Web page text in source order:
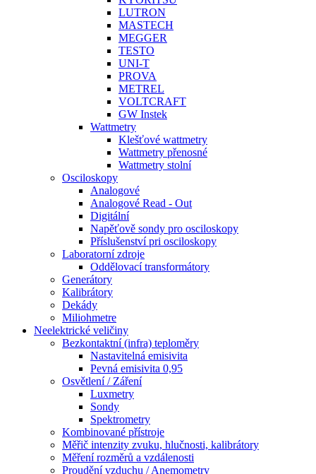
LUTRON
MASTECH
MEGGER
TESTO
UNI-T
PROVA
METREL
VOLTCRAFT
GW Instek
Wattmetry
Klešťové wattmetry
Wattmetry přenosné
Wattmetry stolní
Osciloskopy
Analogové
Analogové Read - Out
Digitální
Napěťově sondy pro osciloskopy
Příslušenství pri osciloskopy
Laboratorní zdroje
Oddělovací transformátory
Generátory
Kalibrátory
Dekády
Miliohmetre
Neelektrické veličiny
Bezkontaktní (infra) teploměry
Nastavitelná emisivita
Pevná emisivita 0,95
Osvětlení / Záření
Luxmetry
Sondy
Spektrometry
Kombinované přístroje
Měřič intenzity zvuku, hlučnosti, kalibrátory
Měření rozměrů a vzdálenosti
Proudění vzduchu / Anemometry